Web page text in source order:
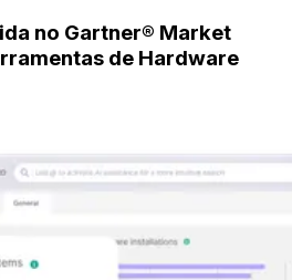
no Gartner® Market
de Hardware